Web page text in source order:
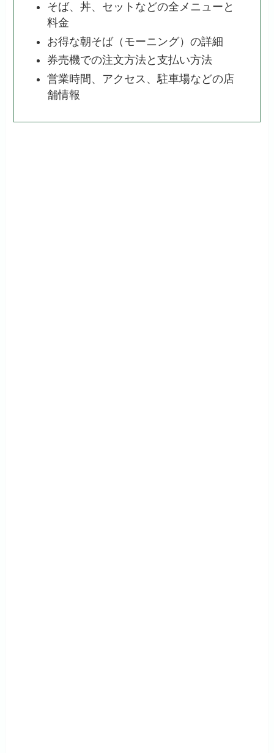
そば、丼、セットなどの全メニューと
料金
お得な朝そば（モーニング）の詳細
券売機での注文方法と支払い方法
営業時間、アクセス、駐車場などの店
舗情報